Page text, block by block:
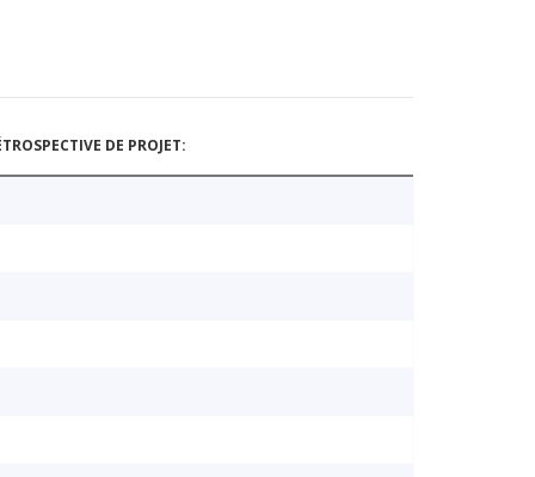
DE PROJET: